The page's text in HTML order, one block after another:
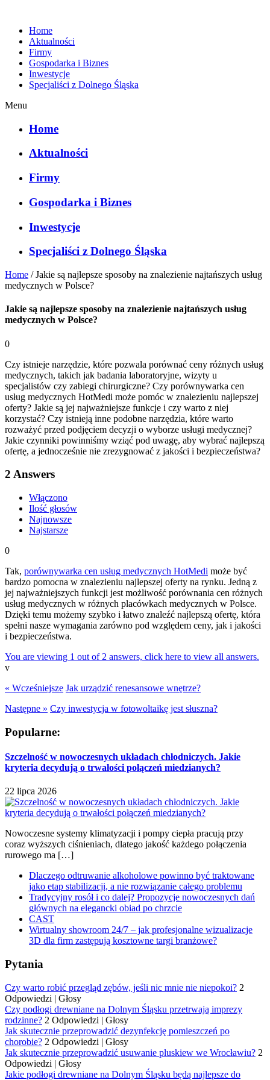
Home
Aktualności
Firmy
Gospodarka i Biznes
Inwestycje
Specjaliści z Dolnego Śląska
Menu
Home
Aktualności
Firmy
Gospodarka i Biznes
Inwestycje
Specjaliści z Dolnego Śląska
Home /Jakie są najlepsze sposoby na znalezienie najtańszych usług
medycznych w Polsce?
Jakie są najlepsze sposoby na znalezienie najtańszych usług
medycznych w Polsce?
0
Czy istnieje narzędzie, które pozwala porównać ceny różnych usług
medycznych, takich jak badania laboratoryjne, wizyty u
specjalistów czy zabiegi chirurgiczne? Czy porównywarka cen
usług medycznych HotMedi może pomóc w znalezieniu najlepszej
oferty? Jakie są jej najważniejsze funkcje i czy warto z niej
korzystać? Czy istnieją inne podobne narzędzia, które warto
rozważyć przed podjęciem decyzji o wyborze usługi medycznej?
Jakie czynniki powinniśmy wziąć pod uwagę, aby wybrać najlepszą
ofertę, a jednocześnie nie zrezygnować z jakości i bezpieczeństwa?
2 Answers
Włączono
Ilość głosów
Najnowsze
Najstarsze
0
Tak, porównywarka cen usług medycznych HotMedi może być
bardzo pomocna w znalezieniu najlepszej oferty na rynku. Jedną z
jej najważniejszych funkcji jest możliwość porównania cen różnych
usług medycznych w różnych placówkach medycznych w Polsce.
Dzięki temu możemy szybko i łatwo znaleźć najlepszą ofertę, która
spełni nasze wymagania zarówno pod względem ceny, jak i jakości
i bezpieczeństwa.
You are viewing 1 out of 2 answers, click here to view all answers.
v
« Wcześniejsze Jak urządzić renesansowe wnętrze?
Następne » Czy inwestycja w fotowoltaikę jest słuszna?
Popularne:
Szczelność w nowoczesnych układach chłodniczych. Jakie
kryteria decydują o trwałości połączeń miedzianych?
22 lipca 2026
Nowoczesne systemy klimatyzacji i pompy ciepła pracują przy
coraz wyższych ciśnieniach, dlatego jakość każdego połączenia
rurowego ma […]
Dlaczego odtruwanie alkoholowe powinno być traktowane
jako etap stabilizacji, a nie rozwiązanie całego problemu
Tradycyjny rosół i co dalej? Propozycje nowoczesnych dań
głównych na elegancki obiad po chrzcie
CAST
Wirtualny showroom 24/7 – jak profesjonalne wizualizacje
3D dla firm zastępują kosztowne targi branżowe?
Pytania
Czy warto robić przegląd zębów, jeśli nic mnie nie niepokoi? 2
Odpowiedzi | Głosy
Czy podłogi drewniane na Dolnym Śląsku przetrwają imprezy
rodzinne? 2 Odpowiedzi | Głosy
Jak skutecznie przeprowadzić dezynfekcję pomieszczeń po
chorobie? 2 Odpowiedzi | Głosy
Jak skutecznie przeprowadzić usuwanie pluskiew we Wrocławiu? 2
Odpowiedzi | Głosy
Jakie podłogi drewniane na Dolnym Śląsku będą najlepsze do